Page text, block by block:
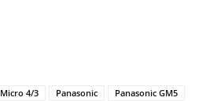
Micro 4/3 Panasonic
Panasonic GM5